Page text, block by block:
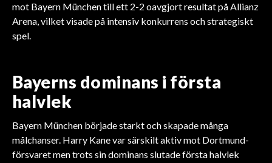
mot Bayern München till ett 2-2 oavgjort resultat på Allianz
Arena, vilket visade på intensiv konkurrens och strategiskt
spel.
Bayerns dominans i första
halvlek
Bayern München började starkt och skapade många
målchanser. Harry Kane var särskilt aktiv mot Dortmund-
försvaret men trots sin dominans slutade första halvlek